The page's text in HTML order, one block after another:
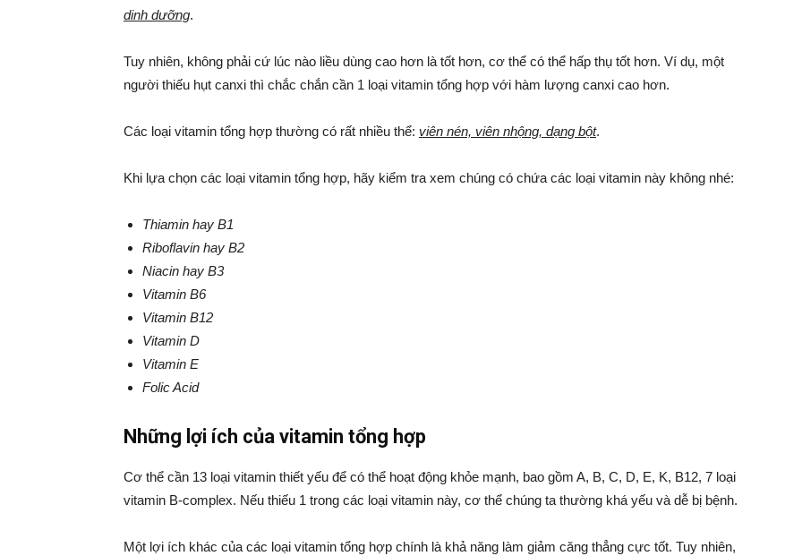
dinh dưỡng.
Tuy nhiên, không phải cứ lúc nào liều dùng cao hơn là tốt hơn, cơ thể có thể hấp thụ tốt hơn. Ví dụ, một
người thiếu hụt canxi thì chắc chắn cần 1 loại vitamin tổng hợp với hàm lượng canxi cao hơn.
Các loại vitamin tổng hợp thường có rất nhiều thể: viên nén, viên nhộng, dạng bột.
Khi lựa chọn các loại vitamin tổng hợp, hãy kiểm tra xem chúng có chứa các loại vitamin này không nhé:
Thiamin hay B1
Riboflavin hay B2
Niacin hay B3
Vitamin B6
Vitamin B12
Vitamin D
Vitamin E
Folic Acid
Những lợi ích của vitamin tổng hợp
Cơ thể cần 13 loại vitamin thiết yếu để có thể hoạt động khỏe mạnh, bao gồm A, B, C, D, E, K, B12, 7 loại
vitamin B-complex. Nếu thiếu 1 trong các loại vitamin này, cơ thể chúng ta thường khá yếu và dễ bị bệnh.
Một lợi ích khác của các loại vitamin tổng hợp chính là khả năng làm giảm căng thẳng cực tốt. Tuy nhiên,